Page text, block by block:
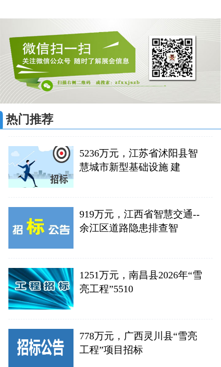
热门推荐
5236万元，江苏省沭阳县智
慧城市新型基础设施 建
919万元，江西省智慧交通--
余江区道路隐患排查智
1251万元，南昌县2026年“雪
亮工程”5510
778万元，广西灵川县“雪亮
工程”项目招标